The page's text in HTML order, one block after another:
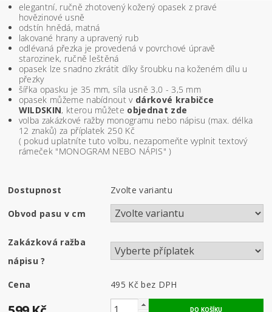
elegantní, ručně zhotovený kožený opasek z pravé
hovězinové usně
odstín hnědá, matná
lakované hrany a upravený rub
odlévaná přezka je provedená v povrchové úpravě
starozinek, ručně leštěná
opasek lze snadno zkrátit díky šroubku na koženém dílu u
přezky
šířka opasku je 35 mm, síla usně 3,0 - 3,5 mm
opasek můžeme nabídnout v dárkové krabičce
WILDSKIN, kterou můžete objednat zde
volba zakázkové ražby monogramu nebo nápisu (max. délka
12 znaků) za příplatek 250 Kč
( pokud uplatníte tuto volbu, nezapomeňte vyplnit textový
rámeček "MONOGRAM NEBO NÁPIS" )
Dostupnost Zvolte variantu
Obvod pasu v cm
Zakázková ražba
nápisu?
Cena 495 Kč bez DPH